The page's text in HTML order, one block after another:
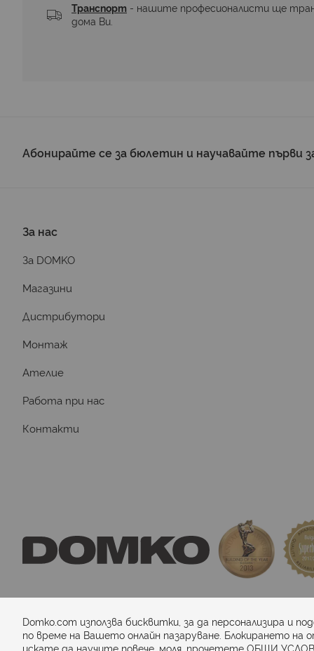
Транспорт - нашите професионалисти ще
дома Ви.
Абонирайте се за бюлетин и научавайте първи
За нас
За DOMKO
Магазини
Дистрибутори
Монтаж
Ателие
Работа при нас
Контакти
Domko.com използва бисквитки, за да персонализира и
по време на Вашето онлайн пазаруване. Блокирането на
искате да научите повече, моля, прочетете ОБЩИ